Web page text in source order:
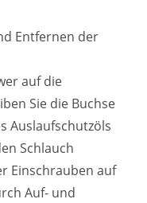
Entfernen der
auf die
Sie die Buchse
Auslaufschutzöls
Schlauch
Einschrauben auf
Auf- und